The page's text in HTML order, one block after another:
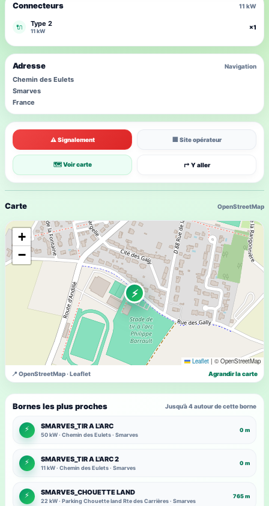
Carte OpenStreetMap
⚡
+
−
Leaflet | © OpenStreetMap
📍 OpenStreetMap · Leaflet Agrandir la carte
Bornes les plus proches Jusqu’à 4 autour de cette borne
⚡ SMARVES_TIR A L'ARC
50 kW · Chemin des Eulets · Smarves
0 m
⚡ SMARVES_TIR A L'ARC 2
11 kW · Chemin des Eulets · Smarves
0 m
⚡ SMARVES_CHOUETTE LAND
22 kW · Parking Chouette land Rte des Carrières · Smarves
765 m
⚠ Signalement 🏢 Site opérateur
🗺 Voir carte ↱ Y aller
Connecteurs 11 kW
🔌 Type 2
11 kW
×1
Adresse Navigation
Chemin des Eulets
Smarves
France